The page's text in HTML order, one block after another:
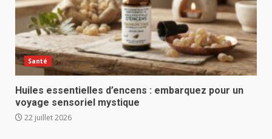
Santé
Huiles essentielles d’encens : embarquez pour un
voyage sensoriel mystique
22 juillet 2026